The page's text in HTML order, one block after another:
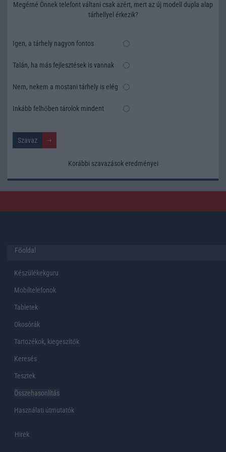
Megérné Önnek telefont váltani csak azért, mert az új modell dupla alap
tárhellyel érkezik?
Igen, a tárhely nagyon fontos
Talán, ha más fejlesztések is vannak
Nem, nekem a mostani tárhely is elég
Inkább felhőben tárolok mindent
Korábbi szavazások eredményei
Főoldal
Készülékekguru
Mobiltelefonok
Tabletek
Okosórák
Tartozékok, kiegeszítők
Keresés
Tesztek
Összehasonlítás
Használati útmutatók
Hirek